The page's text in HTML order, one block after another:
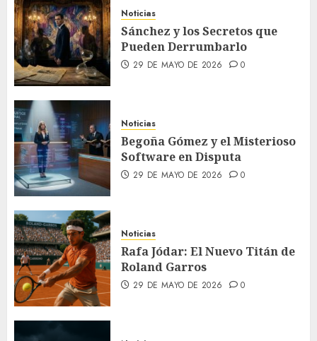
Noticias
Sánchez y los Secretos que
Pueden Derrumbarlo
29 DE MAYO DE 2026 0
Noticias
Begoña Gómez y el Misterioso
Software en Disputa
29 DE MAYO DE 2026 0
Noticias
Rafa Jódar: El Nuevo Titán de
Roland Garros
29 DE MAYO DE 2026 0